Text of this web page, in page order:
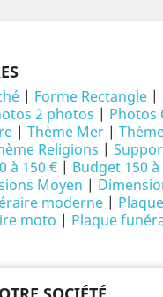
| Forme Rectangle |
2 photos | Photos
| Thème Mer |
Religions |
à 150 € | Budget 150 à
Moyen |
moderne |
moto | Plaque